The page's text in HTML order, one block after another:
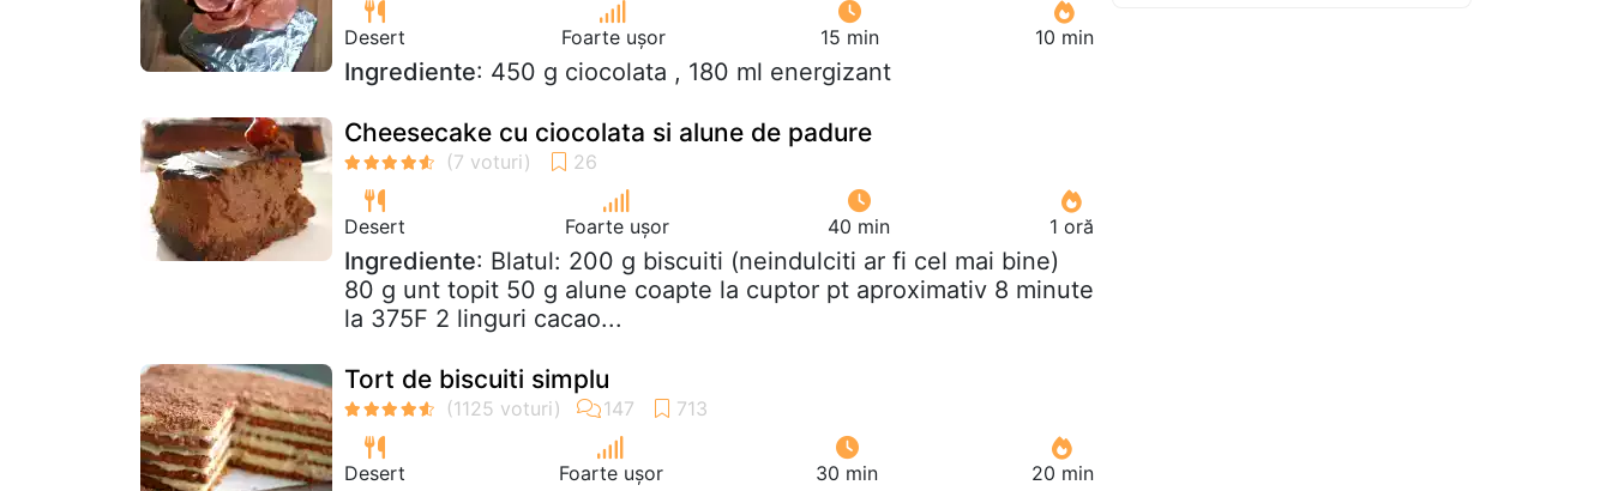
Desert Foarte ușor 15 min 10 min
Ingrediente: 450 g ciocolata , 180 ml energizant
Cheesecake cu ciocolata si alune de padure
Desert Foarte ușor 40 min 1 oră
Ingrediente: Blatul: 200 g biscuiti (neindulciti ar fi cel mai bine)
80 g unt topit 50 g alune coapte la cuptor pt aproximativ 8 minute
la 375F 2 linguri cacao...
Tort de biscuiti simplu
Desert Foarte ușor 30 min 20 min